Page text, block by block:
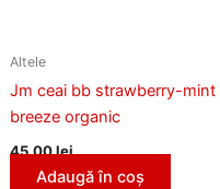
Altele
Jm ceai bb strawberry-mint
breeze organic
45,00lei
Adaugă în coș